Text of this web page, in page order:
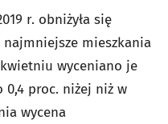
r. obniżyła się
mieszkania
wyceniano je
0,4 proc. niżej niż w
wycena